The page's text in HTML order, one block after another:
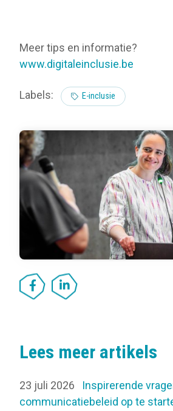
Meer tips en informatie?
www.digitaleinclusie.be
Labels: E-inclusie
Lees meer artikels
23 juli 2026
Inspirerende
communicatiebeleid op te